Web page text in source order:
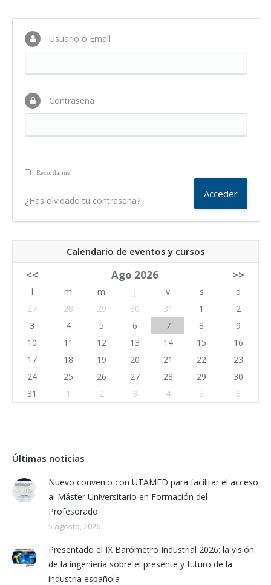
Usuario o Email
Contraseña
Recordarme
¿Has olvidado tu contraseña?
Calendario de eventos y cursos
<< Ago 2026 >>
l m m j v s
d
27
28 29 30 31 1
2
3
4 5 6 7 8
9
10
11 12 13 14 15
16
17
18 19 20 21 22
23
24
25 26 27 28 29
30
31
1 2 3 4 5 6
Últimas noticias
Nuevo convenio con UTAMED para facilitar el acceso
al Máster Universitario en Formación del
Profesorado
5 agosto, 2026
Presentado el IX Barómetro Industrial 2026: la visión
de la ingeniería sobre el presente y futuro de la
industria española